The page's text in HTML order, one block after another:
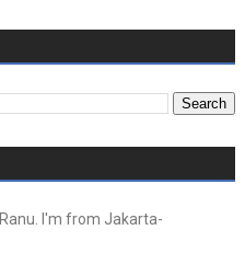
I'm from Jakarta-